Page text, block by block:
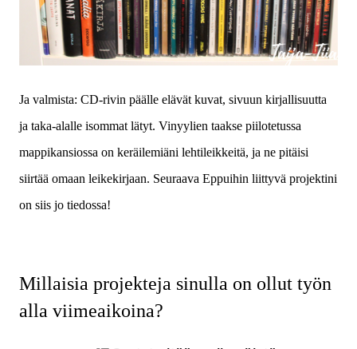
Ja valmista: CD-rivin päälle elävät kuvat, sivuun kirjallisuutta
ja taka-alalle isommat lätyt. Vinyylien taakse piilotetussa
mappikansiossa on keräilemiäni lehtileikkeitä, ja ne pitäisi
siirtää omaan leikekirjaan. Seuraava Eppuihin liittyvä projektini
on siis jo tiedossa!
Millaisia projekteja sinulla on ollut työn
alla viimeaikoina?